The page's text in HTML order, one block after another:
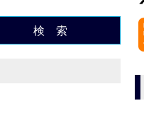
検 索